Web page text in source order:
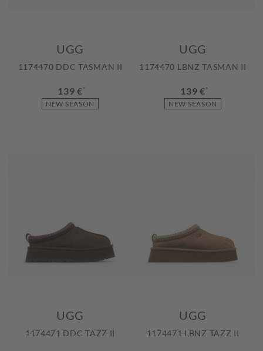
NEW SEASON
UGG
1174470 DDC TASMAN II
139 €*
NEW SEASON
UGG
1174470 LBNZ TASMAN II
139 €*
UGG
1174471 DDC TAZZ II
UGG
1174471 LBNZ TAZZ II